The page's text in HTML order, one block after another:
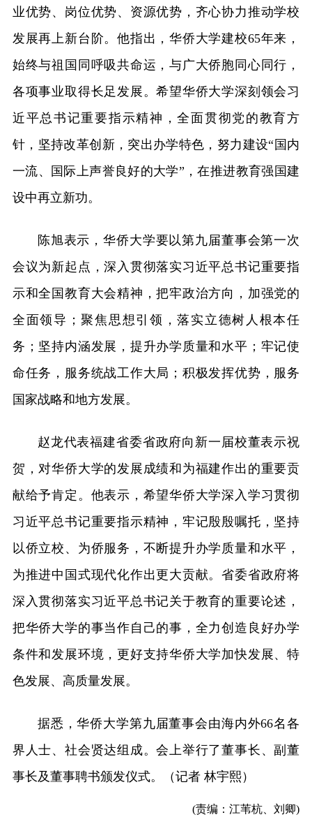
业优势、岗位优势、资源优势，齐心协力推动学校
发展再上新台阶。他指出，华侨大学建校65年来，
始终与祖国同呼吸共命运，与广大侨胞同心同行，
各项事业取得长足发展。希望华侨大学深刻领会习
近平总书记重要指示精神，全面贯彻党的教育方
针，坚持改革创新，突出办学特色，努力建设“国内
一流、国际上声誉良好的大学”，在推进教育强国建
设中再立新功。
陈旭表示，华侨大学要以第九届董事会第一次
会议为新起点，深入贯彻落实习近平总书记重要指
示和全国教育大会精神，把牢政治方向，加强党的
全面领导；聚焦思想引领，落实立德树人根本任
务；坚持内涵发展，提升办学质量和水平；牢记使
命任务，服务统战工作大局；积极发挥优势，服务
国家战略和地方发展。
赵龙代表福建省委省政府向新一届校董表示祝
贺，对华侨大学的发展成绩和为福建作出的重要贡
献给予肯定。他表示，希望华侨大学深入学习贯彻
习近平总书记重要指示精神，牢记殷殷嘱托，坚持
以侨立校、为侨服务，不断提升办学质量和水平，
为推进中国式现代化作出更大贡献。省委省政府将
深入贯彻落实习近平总书记关于教育的重要论述，
把华侨大学的事当作自己的事，全力创造良好办学
条件和发展环境，更好支持华侨大学加快发展、特
色发展、高质量发展。
据悉，华侨大学第九届董事会由海内外66名各
界人士、社会贤达组成。会上举行了董事长、副董
事长及董事聘书颁发仪式。（记者 林宇熙）
(责编：江苇杭、刘卿)